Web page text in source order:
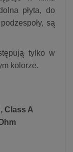
płyta, do
są
tylko w
kolorze.
Class A